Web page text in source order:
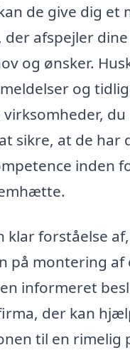
de give dig et
afspejler dine
og ønsker.
og
du
sikre, at de har
inden
klar forståelse
på montering
informeret
der kan
til en rimelig